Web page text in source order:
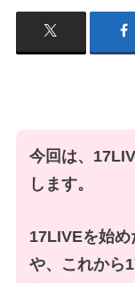
今回は、
します。
17LIVEを始
や、これから